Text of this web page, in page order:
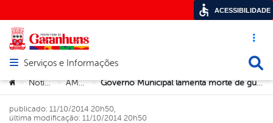
Acesso
Abrir menu principal de navegação
Serviços e Informações
Você está aqui:
> Notícias > AMSTT > Governo Municipal lamenta morte de guarda municipal
publicado: 11/10/2014 20h50,
última modificação: 11/10/2014 20h50
ACESSIBILIDADE